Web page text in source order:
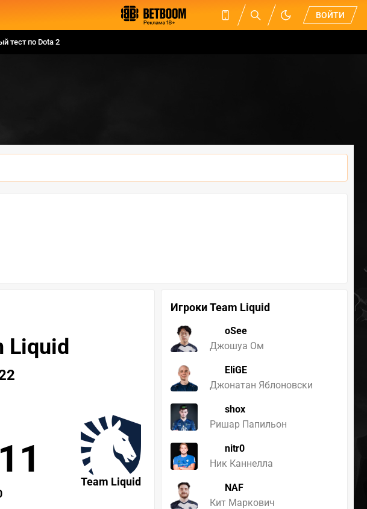
ВОЙТИ
тест по Dota 2
Игроки Team Liquid
oSee
Джошуа Ом
EliGE
Джонатан Яблоновски
shox
Ришар Папильон
nitr0
Ник Каннелла
NAF
Кит Маркович
Liquid
Team Liquid
11